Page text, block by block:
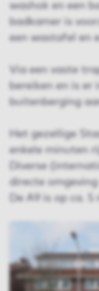
washok en een
badkamer is
een wastafel en
Via een vaste
bereiken en is
buitenberging
Het gezellige
enkele minuten
Diverse
directe omgeving
De A9 is op ca.